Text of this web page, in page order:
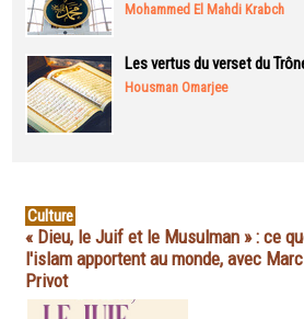
Mohammed El Mahdi Krabch
Les vertus du verset du
Housman Omarjee
Culture
« Dieu, le Juif et le Musulman » : ce
l'islam apportent au monde, avec
Privot